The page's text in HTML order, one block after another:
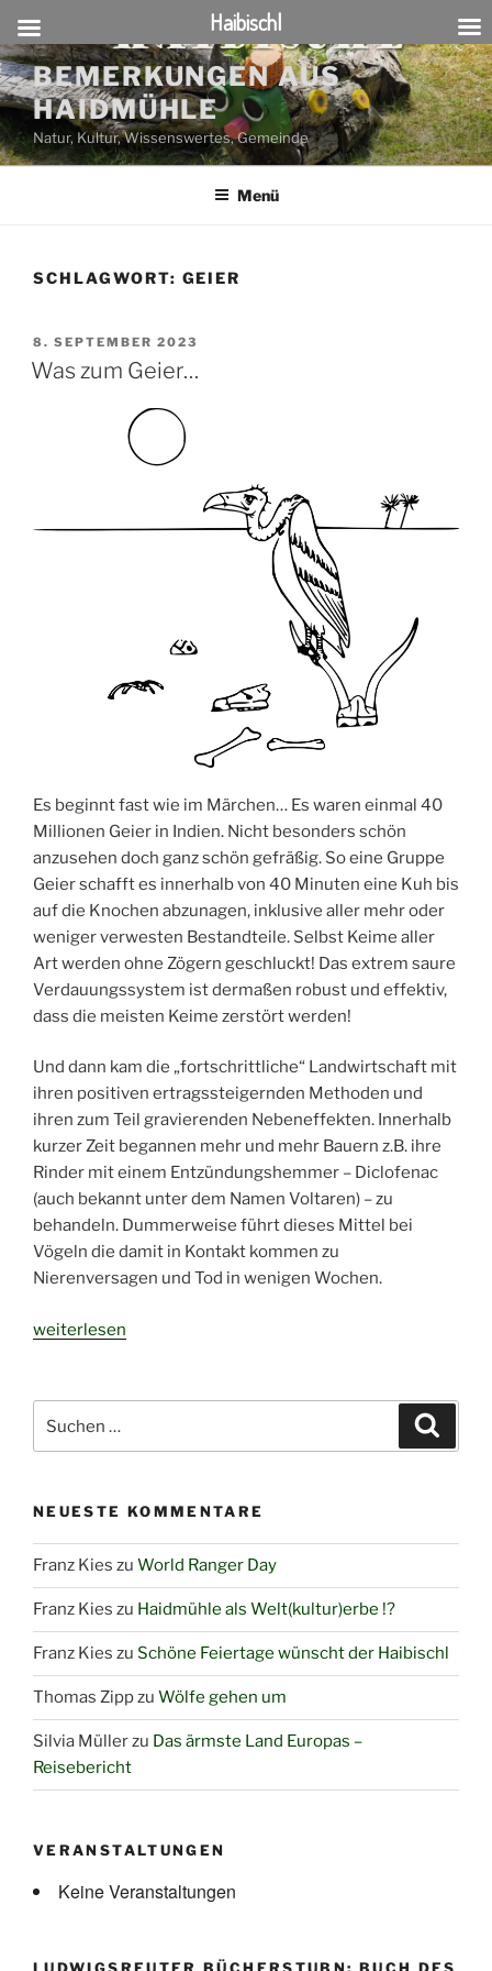
Zum
Inhalt
springen
BEMERKUNGEN AUS
HAIDMÜHLE
Natur, Kultur, Wissenswertes, Gemeinde
Menü
SCHLAGWORT: GEIER
VERÖFFENTLICHT
AM
8. SEPTEMBER 2023
Was zum Geier…
Es beginnt fast wie im Märchen… Es waren einmal 40
Millionen Geier in Indien. Nicht besonders schön
anzusehen doch ganz schön gefräßig. So eine Gruppe
Geier schafft es innerhalb von 40 Minuten eine Kuh bis
auf die Knochen abzunagen, inklusive aller mehr oder
weniger verwesten Bestandteile. Selbst Keime aller
Art werden ohne Zögern geschluckt! Das extrem saure
Verdauungssystem ist dermaßen robust und effektiv,
dass die meisten Keime zerstört werden!
Und dann kam die „fortschrittliche“ Landwirtschaft mit
ihren positiven ertragssteigernden Methoden und
ihren zum Teil gravierenden Nebeneffekten. Innerhalb
kurzer Zeit begannen mehr und mehr Bauern z.B. ihre
Rinder mit einem Entzündungshemmer – Diclofenac
(auch bekannt unter dem Namen Voltaren) – zu
behandeln. Dummerweise führt dieses Mittel bei
Vögeln die damit in Kontakt kommen zu
Nierenversagen und Tod in wenigen Wochen.
„Was
weiterlesen
nach:
NEUESTE KOMMENTARE
Franz Kies zu World Ranger Day
Franz Kies zu Haidmühle als Welt(kultur)erbe !?
Franz Kies zu Schöne Feiertage wünscht der Haibischl
Thomas Zippzu Wölfe gehen um
Silvia Müllerzu Das ärmste Land Europas –
Reisebericht
VERANSTALTUNGEN
Keine Veranstaltungen
Haibischl